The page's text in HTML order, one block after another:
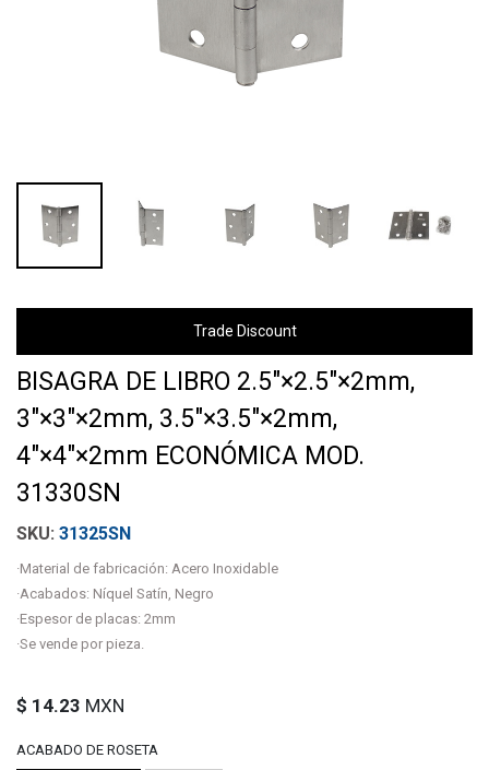
Trade Discount
BISAGRA DE LIBRO 2.5"×2.5"×2mm,
3"×3"×2mm, 3.5"×3.5"×2mm,
4"×4"×2mm ECONÓMICA MOD.
31330SN
31325SN
·Material de fabricación: Acero Inoxidable
·Acabados: Níquel Satín, Negro
·Espesor de placas: 2mm
·Se vende por pieza.
$ 14.23 MXN
ACABADO DE ROSETA